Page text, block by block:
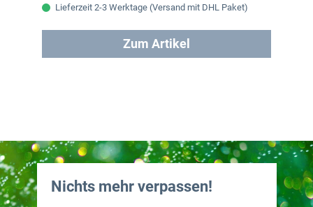
Lieferzeit 2-3 Werktage (Versand mit DHL Paket)
Zum Artikel
Nichts mehr verpassen!